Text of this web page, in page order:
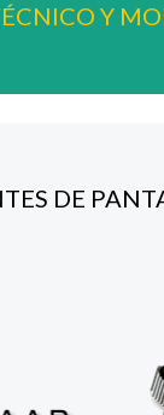
Y
DE